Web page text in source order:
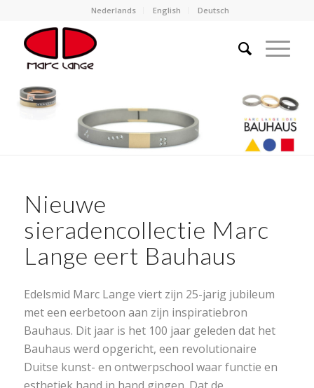
Nederlands English Deutsch
Nieuwe
sieradencollectie Marc
Lange eert Bauhaus
Edelsmid Marc Lange viert zijn 25-jarig jubileum
met een eerbetoon aan zijn inspiratiebron
Bauhaus. Dit jaar is het 100 jaar geleden dat het
Bauhaus werd opgericht, een revolutionaire
Duitse kunst- en ontwerpschool waar functie en
esthetiek hand in hand gingen. Dat de